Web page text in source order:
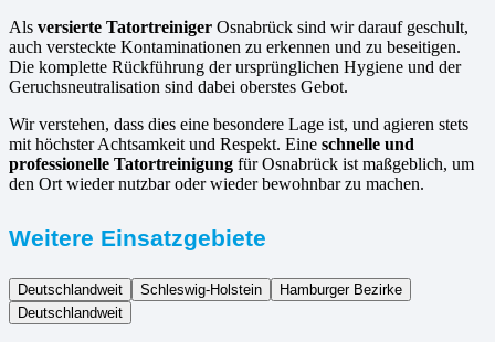
Als versierte Tatortreiniger Osnabrück sind wir darauf geschult,
auch versteckte Kontaminationen zu erkennen und zu beseitigen.
Die komplette Rückführung der ursprünglichen Hygiene und der
Geruchsneutralisation sind dabei oberstes Gebot.
Wir verstehen, dass dies eine besondere Lage ist, und agieren stets
mit höchster Achtsamkeit und Respekt. Eine schnelle und
professionelle Tatortreinigung für Osnabrück ist maßgeblich, um
den Ort wieder nutzbar oder wieder bewohnbar zu machen.
Weitere Einsatzgebiete
Deutschlandweit Schleswig-Holstein
Hamburger Bezirke
Deutschlandweit